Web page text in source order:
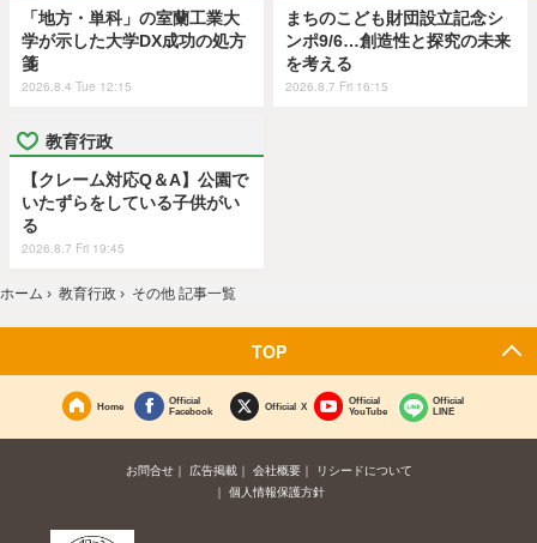
「地方・単科」の室蘭工業大
学が示した大学DX成功の処方
箋
2026.8.4 Tue 12:15
まちのこども財団設立記念シ
ンポ9/6…創造性と探究の未来
を考える
2026.8.7 Fri 16:15
教育行政
【クレーム対応Q＆A】公園で
いたずらをしている子供がい
る
2026.8.7 Fri 19:45
ホーム › 教育行政 › その他 記事一覧
TOP
Home
Official
Facebook
Official X
Official
YouTube
Official
LINE
お問合せ 広告掲載 会社概要
リシードについて
個人情報保護方針